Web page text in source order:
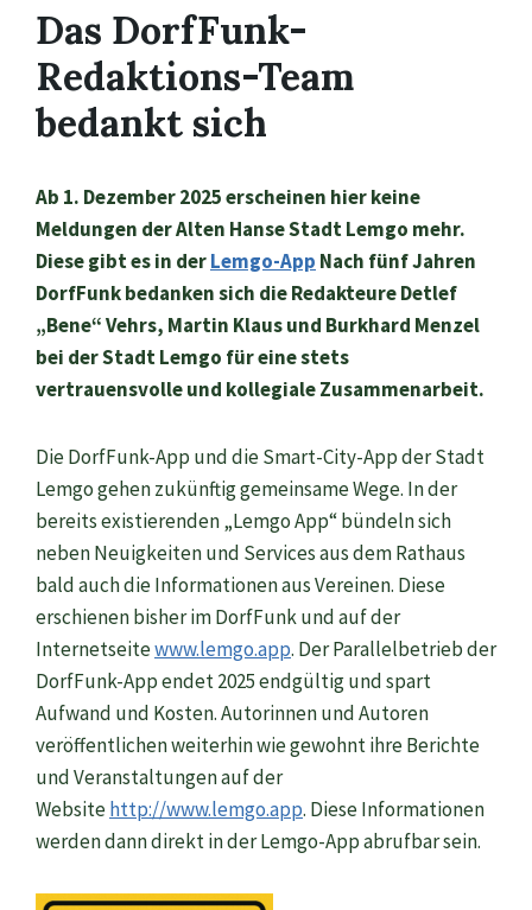
Das DorfFunk-
Redaktions-Team
bedankt sich
Ab 1. Dezember 2025 erscheinen hier keine
Meldungen der Alten Hanse Stadt Lemgo mehr.
Diese gibt es in derLemgo-App Nach fünf Jahren
DorfFunk bedanken sich die Redakteure Detlef
„Bene“ Vehrs, Martin Klaus und Burkhard Menzel
bei der Stadt Lemgo für eine stets
vertrauensvolle und kollegiale Zusammenarbeit.
Die DorfFunk-App und die Smart-City-App der Stadt
Lemgo gehen zukünftig gemeinsame Wege. In der
bereits existierenden „Lemgo App“ bündeln sich
neben Neuigkeiten und Services aus dem Rathaus
bald auch die Informationen aus Vereinen. Diese
erschienen bisher im DorfFunk und auf der
Internetseitewww.lemgo.app. Der Parallelbetrieb der
DorfFunk-App endet 2025 endgültig und spart
Aufwand und Kosten. Autorinnen und Autoren
veröffentlichen weiterhin wie gewohnt ihre Berichte
und Veranstaltungen auf der
Websitehttp://www.lemgo.app. Diese Informationen
werden dann direkt in der Lemgo-App abrufbar sein.